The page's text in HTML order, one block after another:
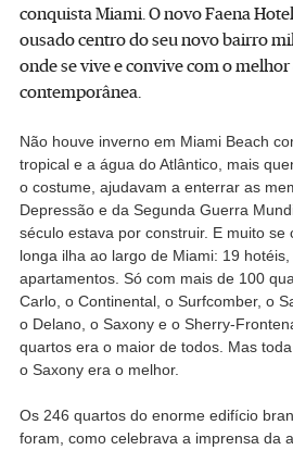
conquista Miami. O novo Faena
ousado centro do seu novo bairro
onde se vive e convive com o
contemporânea.
Não houve inverno em Miami Beach
tropical e a água do Atlântico, mais
o costume, ajudavam a enterrar as
Depressão e da Segunda Guerra
século estava por construir. E muito se
longa ilha ao largo de Miami: 19
apartamentos. Só com mais de 100
Carlo, o Continental, o Surfcomber, o
o Delano, o Saxony e o Sherry-
quartos era o maior de todos. Mas
o Saxony era o melhor.
Os 246 quartos do enorme edifício
foram, como celebrava a imprensa da